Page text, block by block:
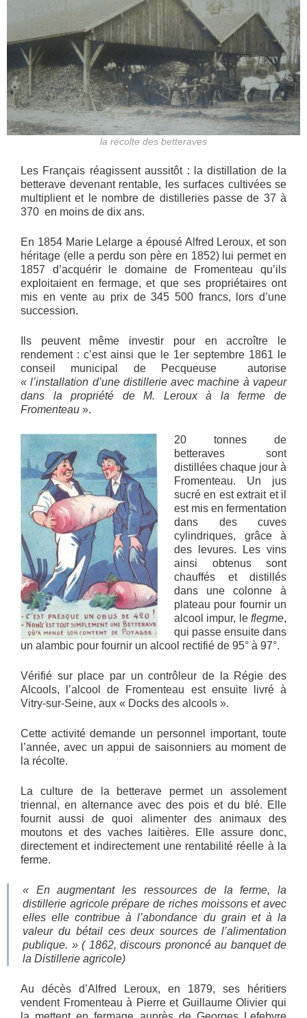
la récolte des betteraves
Les Français réagissent aussitôt : la distillation de la
betterave devenant rentable, les surfaces cultivées se
multiplient et le nombre de distilleries passe de 37 à
370 en moins de dix ans.
En 1854 Marie Lelarge a épousé Alfred Leroux, et son
héritage (elle a perdu son père en 1852) lui permet en
1857 d’acquérir le domaine de Fromenteau qu’ils
exploitaient en fermage, et que ses propriétaires ont
mis en vente au prix de 345 500 francs, lors d’une
succession.
Ils peuvent même investir pour en accroître le
rendement : c’est ainsi que le 1er septembre 1861 le
conseil municipal de Pecqueuse autorise
« l’installation d’une distillerie avec machine à vapeur
dans la propriété de M. Leroux à la ferme de
Fromenteau ».
20 tonnes de
betteraves sont
distillées chaque jour à
Fromenteau. Un jus
sucré en est extrait et il
est mis en fermentation
dans des cuves
cylindriques, grâce à
des levures. Les vins
ainsi obtenus sont
chauffés et distillés
dans une colonne à
plateau pour fournir un
alcool impur, le flegme,
qui passe ensuite dans
un alambic pour fournir un alcool rectifié de 95° à 97°.
Vérifié sur place par un contrôleur de la Régie des
Alcools, l’alcool de Fromenteau est ensuite livré à
Vitry-sur-Seine, aux « Docks des alcools ».
Cette activité demande un personnel important, toute
l’année, avec un appui de saisonniers au moment de
la récolte.
La culture de la betterave permet un assolement
triennal, en alternance avec des pois et du blé. Elle
fournit aussi de quoi alimenter des animaux des
moutons et des vaches laitières. Elle assure donc,
directement et indirectement une rentabilité réelle à la
ferme.
« En augmentant les ressources de la ferme, la
distillerie agricole prépare de riches moissons et avec
elles elle contribue à l’abondance du grain et à la
valeur du bétail ces deux sources de l’alimentation
publique. » ( 1862, discours prononcé au banquet de
la Distillerie agricole)
Au décès d’Alfred Leroux, en 1879, ses héritiers
vendent Fromenteau à Pierre et Guillaume Olivier qui